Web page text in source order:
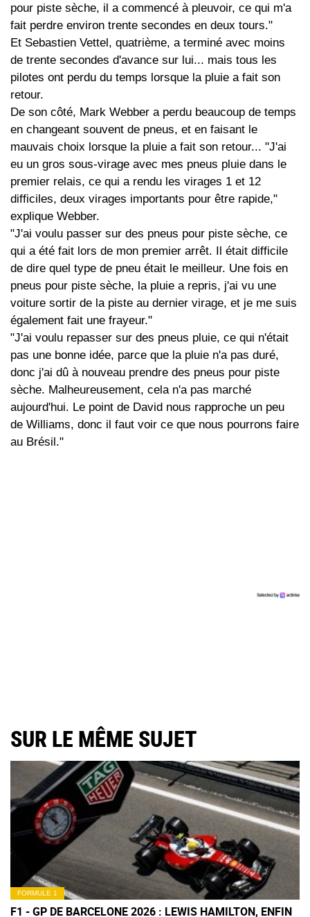
pour piste sèche, il a commencé à pleuvoir, ce qui m'a
fait perdre environ trente secondes en deux tours."
Et Sebastien Vettel, quatrième, a terminé avec moins
de trente secondes d'avance sur lui... mais tous les
pilotes ont perdu du temps lorsque la pluie a fait son
retour.
De son côté, Mark Webber a perdu beaucoup de temps
en changeant souvent de pneus, et en faisant le
mauvais choix lorsque la pluie a fait son retour... "J'ai
eu un gros sous-virage avec mes pneus pluie dans le
premier relais, ce qui a rendu les virages 1 et 12
difficiles, deux virages importants pour être rapide,"
explique Webber.
"J'ai voulu passer sur des pneus pour piste sèche, ce
qui a été fait lors de mon premier arrêt. Il était difficile
de dire quel type de pneu était le meilleur. Une fois en
pneus pour piste sèche, la pluie a repris, j'ai vu une
voiture sortir de la piste au dernier virage, et je me suis
également fait une frayeur."
"J'ai voulu repasser sur des pneus pluie, ce qui n'était
pas une bonne idée, parce que la pluie n'a pas duré,
donc j'ai dû à nouveau prendre des pneus pour piste
sèche. Malheureusement, cela n'a pas marché
aujourd'hui. Le point de David nous rapproche un peu
de Williams, donc il faut voir ce que nous pourrons faire
au Brésil."
SUR LE MÊME SUJET
FORMULE 1
F1 - GP DE BARCELONE 2026 : LEWIS HAMILTON, ENFIN